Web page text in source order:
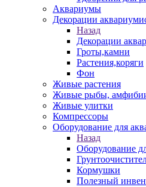
Аквариумы
Декорации
Назад
Декорации
Гроты,камни
Растения,коряги
Фон
Живые растения
Живые рыбы,
Живые улитки
Компрессоры
Оборудование для
Назад
Оборудование
Кормушки
Полезный